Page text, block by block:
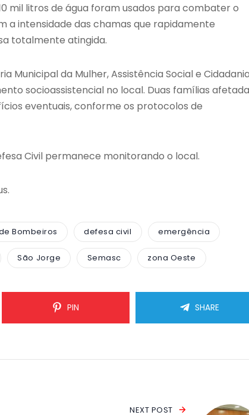
mil litros de água foram usados para combater o
a intensidade das chamas que rapidamente
totalmente atingida.
Municipal da Mulher, Assistência Social e
socioassistencial no local. Duas famílias
eventuais, conforme os protocolos de
Civil permanece monitorando o local.
Bombeiros defesa civil emergência
São Jorge Semasc zona Oeste
PIN SHARE
NEXT POST